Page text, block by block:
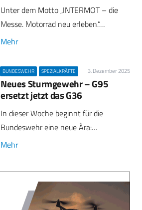
Unter dem Motto „INTERMOT – die
Messe. Motorrad neu erleben.“…
Mehr
BUNDESWEHR SPEZIALKRÄFTE 3. Dezember 2025
Neues Sturmgewehr – G95
ersetzt jetzt das G36
In dieser Woche beginnt für die
Bundeswehr eine neue Ära:…
Mehr